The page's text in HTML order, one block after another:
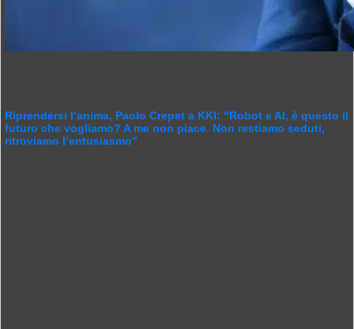
Riprendersi l’anima, Paolo Crepet a KKI: “Robot e AI, è questo il
futuro che vogliamo? A me non piace. Non restiamo seduti,
ritroviamo l’entusiasmo”